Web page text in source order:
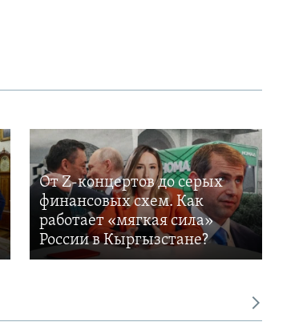
От Z-концертов до серых
финансовых схем. Как
работает «мягкая сила»
России в Кыргызстане?